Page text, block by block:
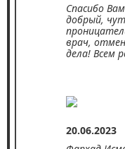
Спасибо
добрый,
врач,
дела! Всем
20.06.2023